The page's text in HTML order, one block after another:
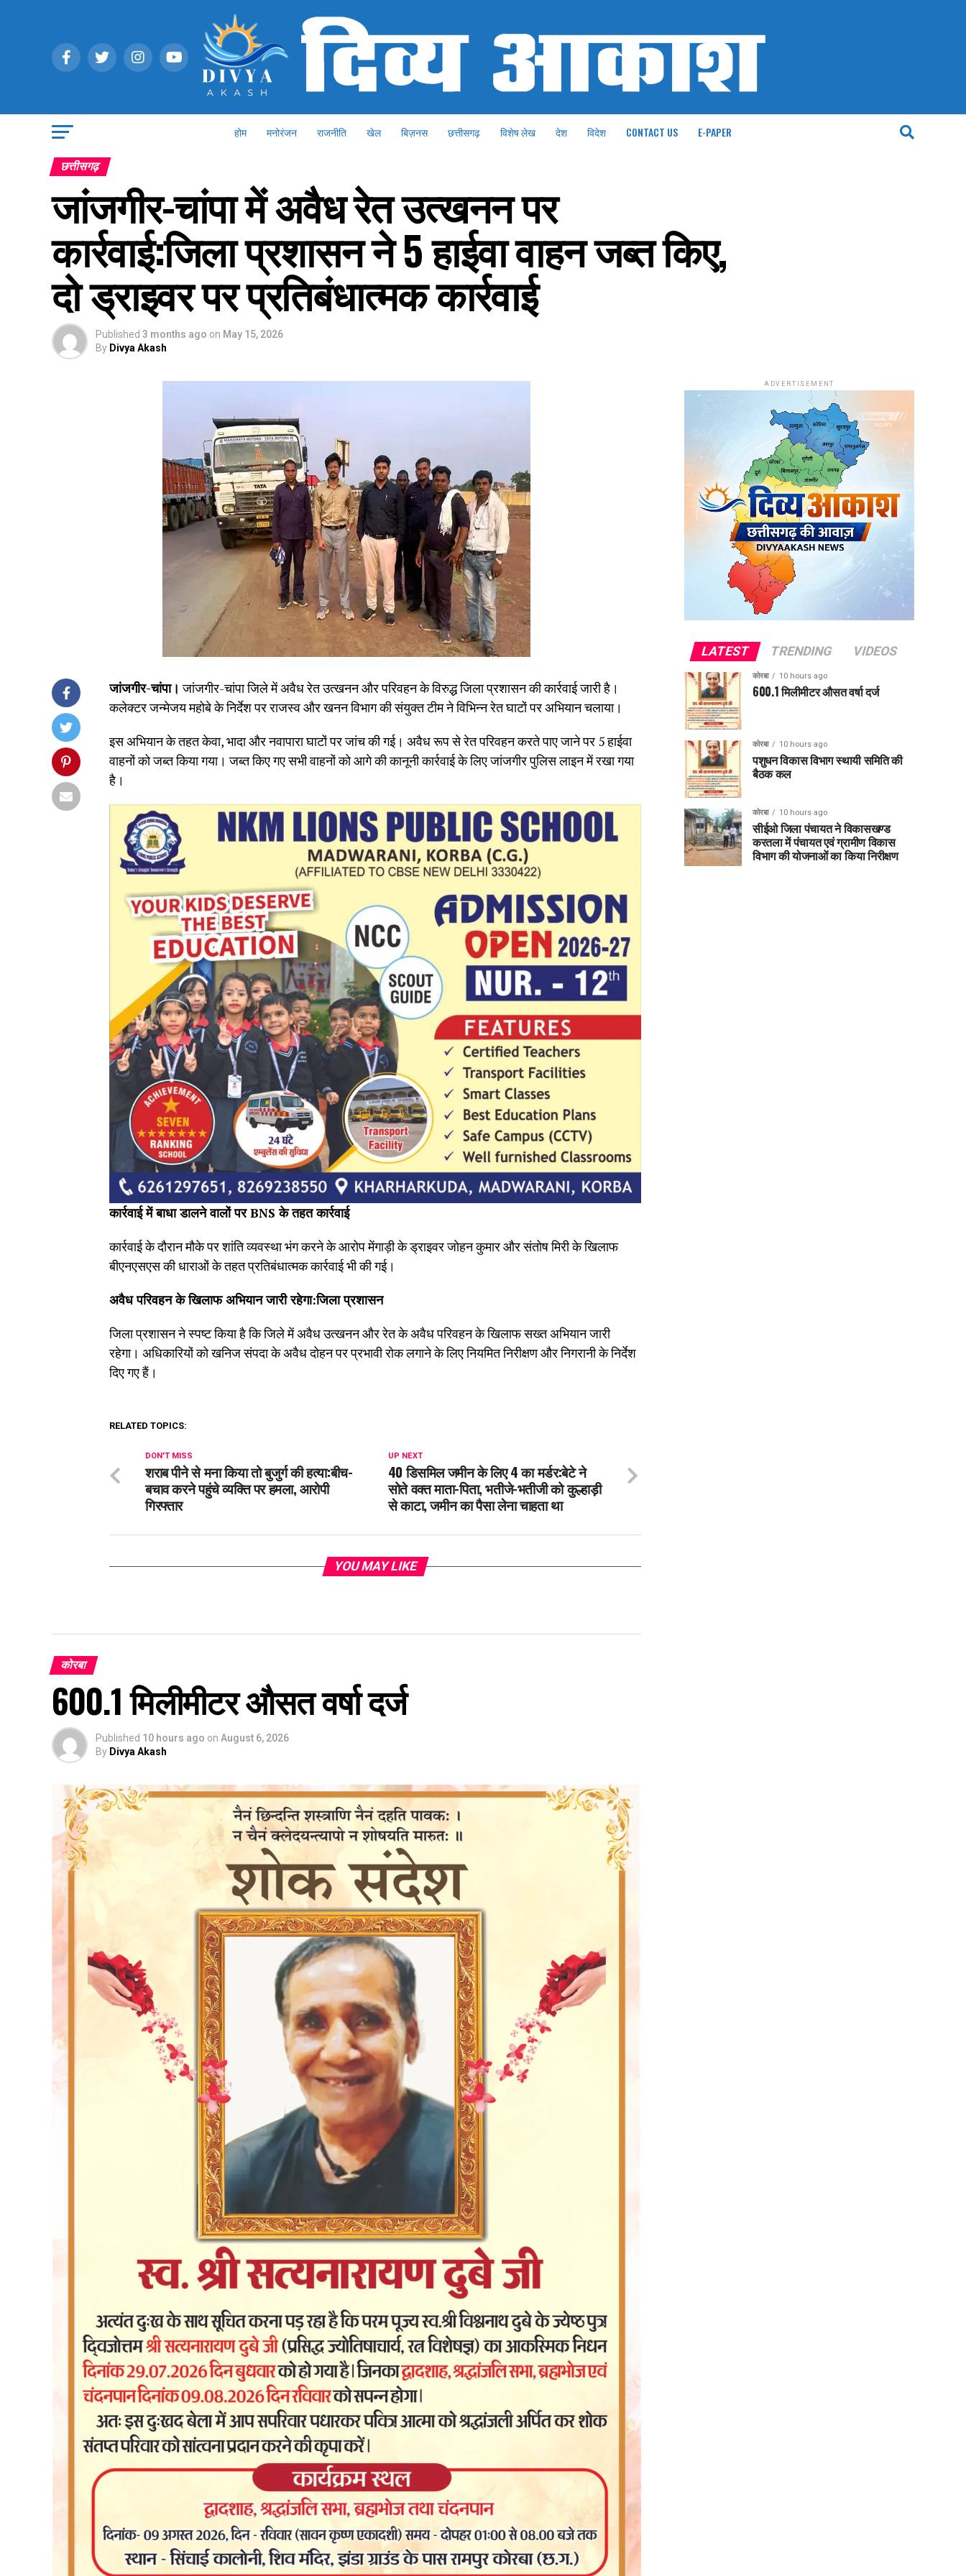
होम मनोरंजन राजनीति खेल बिज़नस छत्तीसगढ़ विशेष लेख देश विदेश CONTACT US E-PAPER
छत्तीसगढ़
जांजगीर-चांपा में अवैध रेत उत्खनन पर
कार्रवाई:जिला प्रशासन ने 5 हाईवा वाहन जब्त किए,
दो ड्राइवर पर प्रतिबंधात्मक कार्रवाई
Published 3 months ago on May 15, 2026
By Divya Akash
जांजगीर-चांपा। जांजगीर-चांपा जिले में अवैध रेत उत्खनन और परिवहन के विरुद्ध जिला प्रशासन की कार्रवाई जारी है।
कलेक्टर जन्मेजय महोबे के निर्देश पर राजस्व और खनन विभाग की संयुक्त टीम ने विभिन्न रेत घाटों पर अभियान चलाया।
इस अभियान के तहत केवा, भादा और नवापारा घाटों पर जांच की गई। अवैध रूप से रेत परिवहन करते पाए जाने पर 5 हाईवा
वाहनों को जब्त किया गया। जब्त किए गए सभी वाहनों को आगे की कानूनी कार्रवाई के लिए जांजगीर पुलिस लाइन में रखा गया
है।
कार्रवाई में बाधा डालने वालों पर BNS के तहत कार्रवाई
कार्रवाई के दौरान मौके पर शांति व्यवस्था भंग करने के आरोप मेंगाड़ी के ड्राइवर जोहन कुमार और संतोष मिरी के खिलाफ
बीएनएसएस की धाराओं के तहत प्रतिबंधात्मक कार्रवाई भी की गई।
अवैध परिवहन के खिलाफ अभियान जारी रहेगा:जिला प्रशासन
जिला प्रशासन ने स्पष्ट किया है कि जिले में अवैध उत्खनन और रेत के अवैध परिवहन के खिलाफ सख्त अभियान जारी
रहेगा। अधिकारियों को खनिज संपदा के अवैध दोहन पर प्रभावी रोक लगाने के लिए नियमित निरीक्षण और निगरानी के निर्देश
दिए गए हैं।
RELATED TOPICS:
UP NEXT
40 डिसमिल जमीन के लिए 4 का मर्डर:बेटे ने
सोते वक्त माता-पिता, भतीजे-भतीजी को कुल्हाड़ी
से काटा, जमीन का पैसा लेना चाहता था
DON'T MISS
शराब पीने से मना किया तो बुजुर्ग की हत्या:बीच-
बचाव करने पहुंचे व्यक्ति पर हमला, आरोपी
गिरफ्तार
YOU MAY LIKE
कोरबा
600.1 मिलीमीटर औसत वर्षा दर्ज
Published 10 hours ago on August 6, 2026
By Divya Akash
ADVERTISEMENT
LATEST TRENDING VIDEOS
कोरबा 10 hours ago
600.1 मिलीमीटर औसत वर्षा दर्ज
कोरबा 10 hours ago
पशुधन विकास विभाग स्थायी समिति की
बैठक कल
कोरबा 10 hours ago
सीईओ जिला पंचायत ने विकासखण्ड
करतला में पंचायत एवं ग्रामीण विकास
विभाग की योजनाओं का किया निरीक्षण